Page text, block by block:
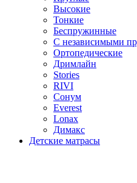
Высокие
Тонкие
Беспружинные
С независимыми
Ортопедические
Дримлайн
Stories
RIVI
Сонум
Everest
Lonax
Димакс
Детские матрасы